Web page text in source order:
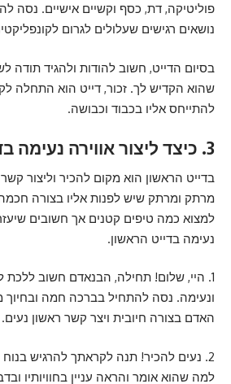
פוליטיקה, דת, כסף וקשיים אישיים. נסה
נושאים רגישים שעלולים לגרום
בסיום הדייט, חשוב להודות ולהגיד תודה
שהוא הקדיש לך. זכור, דייט הוא התחלה
להתייחס אליו בכבוד וכבושה.
3. כיצד ליצור אווירה נעימה בדייט הראשון
בדייט הראשון הוא מקום להכיר וליצור
מרתק ומרתק שיש לפנות אליו בצורה חכמה
למצוא כמה טיפים קטנים אך חשובים
נעימה בדייט הראשון.
1. היי, שלום! תחילה, הבנאדם חשוב ללכת
ונעימה. נסה להתחיל בברכה חמה ובחיוך
האדם בצורה חיובית ויצר קשר ראשון נעים.
2. נעים להכיר! תנה לקראתך להרגיש
למה שהוא אומר והראה עניין בחוויותיו